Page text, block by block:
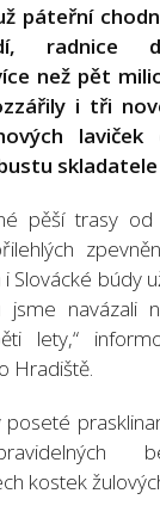
páteřní
radnice
než pět
i tři
laviček
pěší trasy
Slovácké búdy
jsme navázali
lety,“
Hradiště.
poseté
kostek